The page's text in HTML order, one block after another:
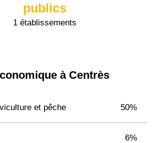
publics
1 établissements
à Centrès
et pêche 50%
6%